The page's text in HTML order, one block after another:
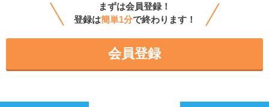
まずは会員登録！
登録は簡単1分で終わります！
会員登録